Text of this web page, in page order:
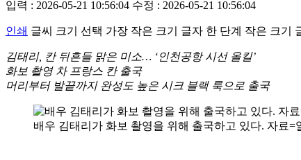
입력 : 2026-05-21 10:56:04 수정 : 2026-05-21 10:56:04
인쇄 글씨 크기 선택 가장 작은 크기 글자 한 단계 작은 크기
김태리, 칸 뒤흔들 맑은 미소… ‘인천공항 시선 올킬’
화보 촬영 차 프랑스 칸 출국
머리부터 발끝까지 완성도 높은 시크 블랙 룩으로 출국
배우 김태리가 화보 촬영을 위해 출국하고 있다. 자료=